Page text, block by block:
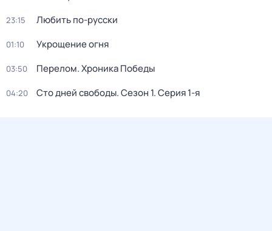
23:15 Любить по-русски
01:10 Укрощение огня
03:50 Перелом. Хроника Победы
04:20 Сто дней свободы. Сезон 1. Серия 1-я